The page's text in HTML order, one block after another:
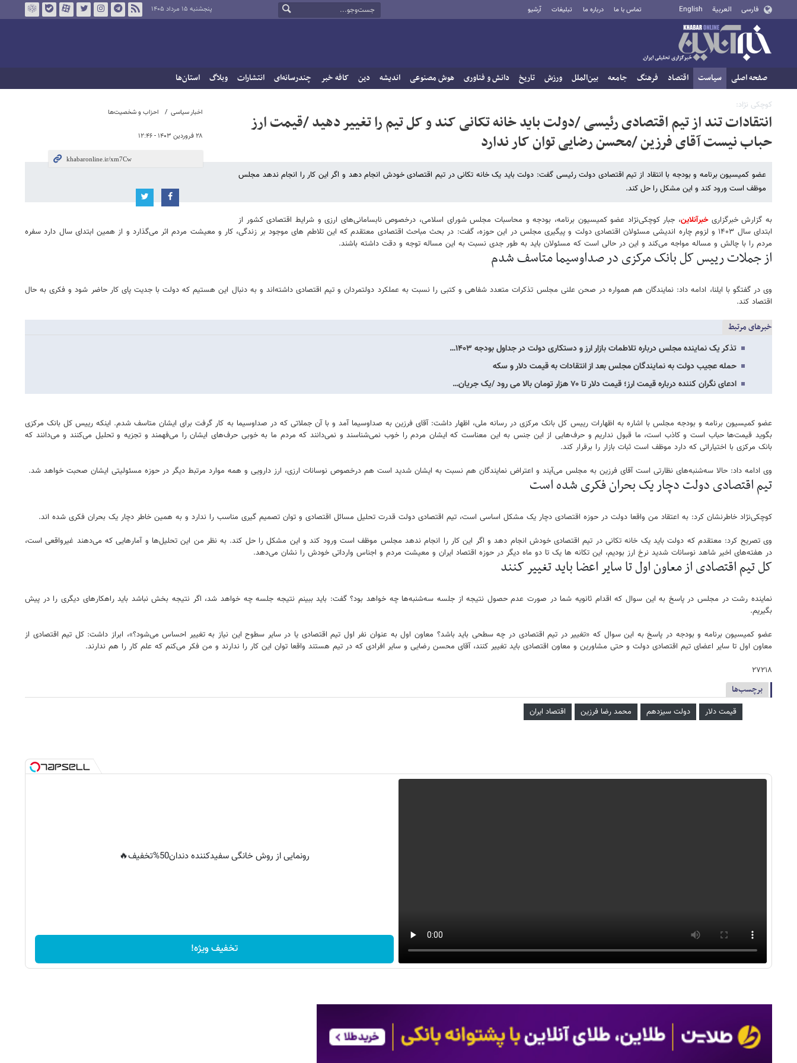
فارسی العربية English تماس با ما درباره ما تبلیغات آرشیو پنجشنبه ۱۵ مرداد ۱۴۰۵
صفحه اصلی سیاست اقتصاد فرهنگ جامعه بین‌الملل ورزش تاریخ دانش و فناوری هوش مصنوعی اندیشه دین کافه خبر چندرسانه‌ای انتشارات وبلاگ استان‌ها
اخبار سیاسی احزاب و شخصیت‌ها
۲۸ فروردین ۱۴۰۳ - ۱۲:۴۶
کوچکی نژاد:
انتقادات تند از تیم اقتصادی رئیسی /دولت باید خانه تکانی کند و کل تیم را تغییر دهید /قیمت ارز
حباب نیست آقای فرزین /محسن رضایی توان کار ندارد
عضو کمیسیون برنامه و بودجه با انتقاد از تیم اقتصادی دولت رئیسی گفت: دولت باید یک خانه تکانی در تیم اقتصادی خودش انجام دهد و اگر این کار را انجام ندهد مجلس
موظف است ورود کند و این مشکل را حل کند.
به گزارش خبرگزاریخبرآنلاین، جبار کوچکی‌نژاد عضو کمیسیون برنامه، بودجه و محاسبات مجلس شورای اسلامی، درخصوص نابسامانی‌های ارزی و شرایط اقتصادی کشور از
ابتدای سال ۱۴۰۳ و لزوم چاره اندیشی مسئولان اقتصادی دولت و پیگیری مجلس در این حوزه، گفت: در بحث مباحث اقتصادی معتقدم که این تلاطم های موجود بر زندگی، کار و معیشت مردم اثر می‌گذارد و از همین ابتدای سال دارد سفره
مردم را با چالش و مساله مواجه می‌کند و این در حالی است که مسئولان باید به طور جدی نسبت به این مساله توجه و دقت داشته باشند.
از جملات رییس کل بانک مرکزی در صداوسیما متاسف شدم
وی در گفتگو با ایلنا، ادامه داد: نمایندگان هم همواره در صحن علنی مجلس تذکرات متعدد شفاهی و کتبی را نسبت به عملکرد دولتمردان و تیم اقتصادی داشته‌اند و به دنبال این هستیم که دولت با جدیت پای کار حاضر شود و فکری به حال
اقتصاد کند.
خبرهای مرتبط
تذکر یک نماینده مجلس درباره تلاطمات بازار ارز و دستکاری دولت در جداول بودجه ۱۴۰۳…
حمله عجیب دولت به نمایندگان مجلس بعد از انتقادات به قیمت دلار و سکه
ادعای نگران کننده درباره قیمت ارز؛ قیمت دلار تا ۷۰ هزار تومان بالا می رود /یک جریان…
عضو کمیسیون برنامه و بودجه مجلس با اشاره به اظهارات رییس کل بانک مرکزی در رسانه ملی، اظهار داشت: آقای فرزین به صداوسیما آمد و با آن جملاتی که در صداوسیما به کار گرفت برای ایشان متاسف شدم. اینکه رییس کل بانک مرکزی
بگوید قیمت‌ها حباب است و کاذب است، ما قبول نداریم و حرف‌هایی از این جنس به این معناست که ایشان مردم را خوب نمی‌شناسند و نمی‌دانند که مردم ما به خوبی حرف‌های ایشان را می‌فهمند و تجزیه و تحلیل می‌کنند و می‌دانند که
بانک مرکزی با اختیاراتی که دارد موظف است ثبات بازار را برقرار کند.
وی ادامه داد: حالا سه‌شنبه‌های نظارتی است آقای فرزین به مجلس می‌آیند و اعتراض نمایندگان هم نسبت به ایشان شدید است هم درخصوص نوسانات ارزی، ارز دارویی و همه موارد مرتبط دیگر در حوزه مسئولیتی ایشان صحبت خواهد شد.
تیم اقتصادی دولت دچار یک بحران فکری شده است
کوچکی‌نژاد خاطرنشان کرد: به اعتقاد من واقعا دولت در حوزه اقتصادی دچار یک مشکل اساسی است، تیم اقتصادی دولت قدرت تحلیل مسائل اقتصادی و توان تصمیم گیری مناسب را ندارد و به همین خاطر دچار یک بحران فکری شده اند.
وی تصریح کرد: معتقدم که دولت باید یک خانه تکانی در تیم اقتصادی خودش انجام دهد و اگر این کار را انجام ندهد مجلس موظف است ورود کند و این مشکل را حل کند. به نظر من این تحلیل‌ها و آمارهایی که می‌دهند غیرواقعی است،
در هفته‌های اخیر شاهد نوسانات شدید نرخ ارز بودیم، این تکانه ها یک تا دو ماه دیگر در حوزه اقتصاد ایران و معیشت مردم و اجناس وارداتی خودش را نشان می‌دهد.
کل تیم اقتصادی از معاون اول تا سایر اعضا باید تغییر کنند
نماینده رشت در مجلس در پاسخ به این سوال که اقدام ثانویه شما در صورت عدم حصول نتیجه از جلسه سه‌شنبه‌ها چه خواهد بود؟ گفت: باید ببینم نتیجه جلسه چه خواهد شد، اگر نتیجه بخش نباشد باید راهکارهای دیگری را در پیش
بگیریم.
عضو کمیسیون برنامه و بودجه در پاسخ به این سوال که «تغییر در تیم اقتصادی در چه سطحی باید باشد؟ معاون اول به عنوان نفر اول تیم اقتصادی یا در سایر سطوح این نیاز به تغییر احساس می‌شود؟»، ابراز داشت: کل تیم اقتصادی از
معاون اول تا سایر اعضای تیم اقتصادی دولت و حتی مشاورین و معاون اقتصادی باید تغییر کنند، آقای محسن رضایی و سایر افرادی که در تیم هستند واقعا توان این کار را ندارند و من فکر می‌کنم که علم کار را هم ندارند.
۲۷۲۱۸
برچسب‌ها
قیمت دلار دولت سیزدهم محمد رضا فرزین اقتصاد ایران
رونمایی از روش خانگی سفیدکننده دندان50%تخفیف🔥
تخفیف ویژه!